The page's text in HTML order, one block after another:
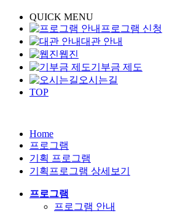
QUICK MENU
프로그램 신청
대관 안내
웹진
기부금 제도
오시는길
TOP
Home
프로그램
기획 프로그램
기획프로그램 상세보기
프로그램
프로그램 안내